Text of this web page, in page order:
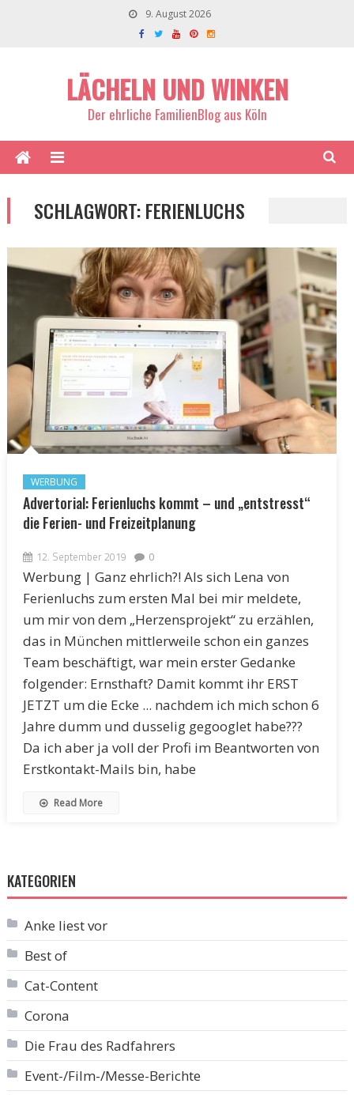
9. August 2026
LÄCHELN UND WINKEN
Der ehrliche FamilienBlog aus Köln
SCHLAGWORT:FERIENLUCHS
WERBUNG
Advertorial: Ferienluchs kommt – und „entstresst“
die Ferien- und Freizeitplanung
12. September 2019 0
Werbung | Ganz ehrlich?! Als sich Lena von
Ferienluchs zum ersten Mal bei mir meldete,
um mir von dem „Herzensprojekt“ zu erzählen,
das in München mittlerweile schon ein ganzes
Team beschäftigt, war mein erster Gedanke
folgender: Ernsthaft? Damit kommt ihr ERST
JETZT um die Ecke ... nachdem ich mich schon 6
Jahre dumm und dusselig gegooglet habe???
Da ich aber ja voll der Profi im Beantworten von
Erstkontakt-Mails bin, habe
Read More
KATEGORIEN
Anke liest vor
Best of
Cat-Content
Corona
Die Frau des Radfahrers
Event-/Film-/Messe-Berichte